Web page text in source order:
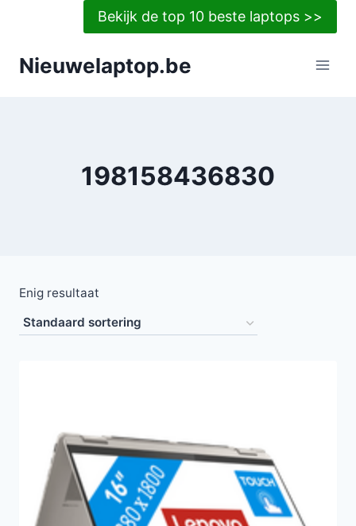
Bekijk de top 10 beste laptops >>
Nieuwelaptop.be
198158436830
Enig resultaat